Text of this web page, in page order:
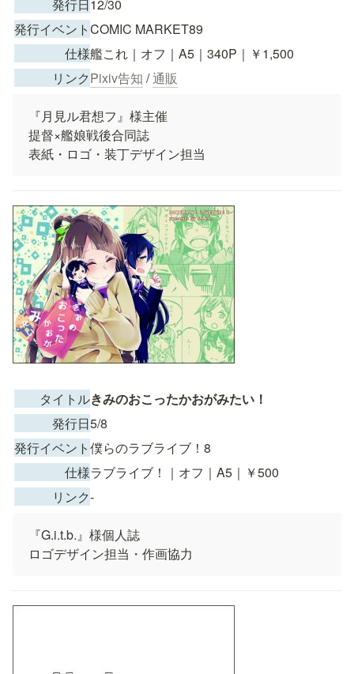
発行日12/30
発行イベントCOMIC MARKET89
仕様艦これ｜オフ｜A5｜340P｜￥1,500
リンクPixiv告知 / 通販
『月見ル君想フ』様主催
提督×艦娘戦後合同誌
表紙・ロゴ・装丁デザイン担当
タイトルきみのおこったかおがみたい！
発行日5/8
発行イベント僕らのラブライブ！8
仕様ラブライブ！｜オフ｜A5｜￥500
リンク-
『G.i.t.b.』様個人誌
ロゴデザイン担当・作画協力